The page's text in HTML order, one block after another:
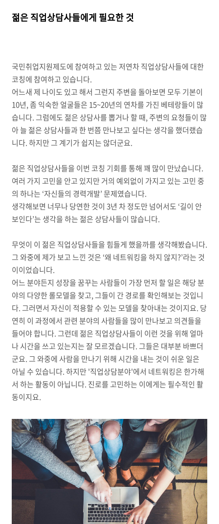
젊은 직업상담사들에게 필요한 것
국민취업지원제도에 참여하고 있는 저연차 직업상담사들에 대한
코칭에 참여하고 있습니다.
어느새 제 나이도 있고 해서 그런지 주변을 돌아보면 모두 기본이
10년, 좀 익숙한 얼굴들은 15~20년의 연차를 가진 베테랑들이 많
습니다. 그럼에도 젊은 상담사를 뽑거나 할 때, 주변의 요청들이 많
아 늘 젊은 상담사들과 한 번쯤 만나보고 싶다는 생각을 했더랬습
니다.하지만 그 계기가 쉽지는 않더군요.
젊은 직업상담사들을 이번 코칭 기회를 통해 꽤 많이 만났습니다.
여러 가지 고민을 안고 있지만 거의 예외없이 가지고 있는 고민 중
의 하나는 ‘자신들의 경력개발’문제였습니다.
생각해보면 너무나 당연한 것이 3년 차 정도만 넘어서도 ‘길이 안
보인다’는 생각을 하는 젊은 상담사들이 많습니다.
무엇이 이 젊은 직업상담사들을 힘들게 했을까를 생각해봤습니다.
그 와중에 제가 보고 느낀 것은 ‘왜 네트워킹을 하지 않지?’라는 것
이이었습니다.
어느 분야든지 성장을 꿈꾸는 사람들이 가장 먼저 할 일은 해당 분
야의 다양한 롤모델을 찾고, 그들이 간 경로를 확인해보는 것입니
다. 그러면서 자신이 적용할 수 있는 모델을 찾아내는 것이지요. 당
연히 이 과정에서 관련 분야의 사람들을 많이 만나보고 의견들을
들어야 합니다. 그런데 젊은 직업상담사들이 이런 것을 위해 얼마
나 시간을 쓰고 있는지는 잘 모르겠습니다. 그들은 대부분 바쁘더
군요. 그 와중에 사람을 만나기 위해 시간을 내는 것이 쉬운 일은
아닐 수 있습니다. 하지만 '직업상담분야'에서 네트워킹은 한가해
서 하는 활동이 아닙니다. 진로를 고민하는 이에게는 필수적인 활
동이지요.